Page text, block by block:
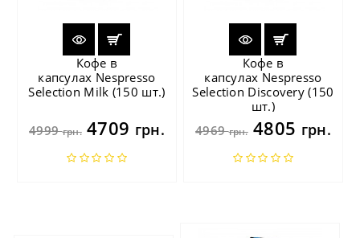
Кофе в
капсулах Nespresso
Selection Milk (150 шт.)
4999грн.4709 грн.
Кофе в
капсулах Nespresso
Selection Discovery (150
шт.)
4969грн.4805 грн.